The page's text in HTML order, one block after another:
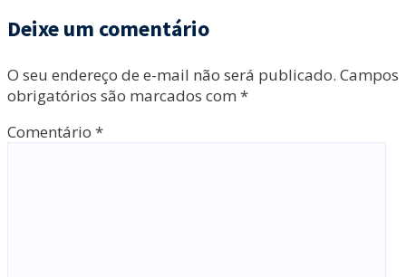
Deixe um comentário
O seu endereço de e-mail não será publicado. Campos
obrigatórios são marcados com *
Comentário *